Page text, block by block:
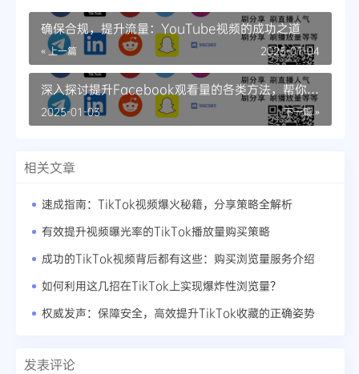
确保合规，提升流量：YouTube视频的成功之道
« 上一篇 2025-01-04
深入探讨提升Facebook观看量的各类方法，帮你成
功
下一篇 »
2025-01-03
相关文章
速成指南：TikTok视频爆火秘籍，分享策略全解析
有效提升视频曝光率的TikTok播放量购买策略
成功的TikTok视频背后都有这些：购买浏览量服务介绍
如何利用这几招在TikTok上实现爆炸性浏览量？
权威发声：保障安全，高效提升TikTok收藏的正确姿势
发表评论